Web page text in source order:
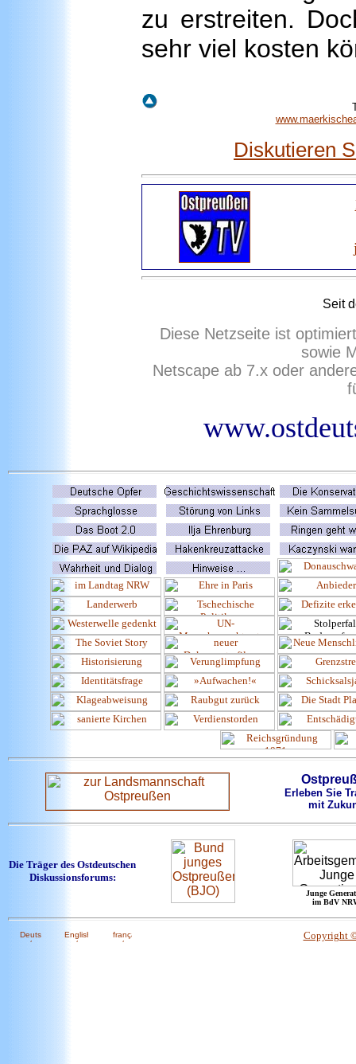
zu erstreiten.
sehr viel kosten
Diskutieren
Seit
Diese Netzseite ist
sowie
Netscape ab 7.x oder
Erleben Sie
mit
Die Träger des Ostdeutschen
Diskussionsforums:
Junge
im BdV
Copyright